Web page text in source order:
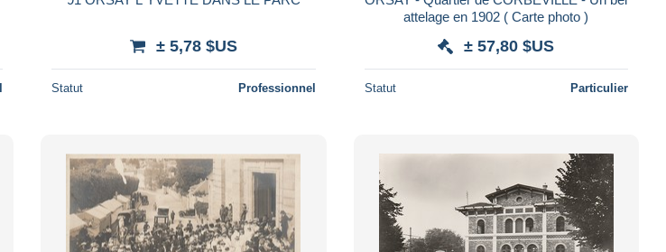
± 5,78 $US
Statut Professionnel
attelage en 1902 ( Carte photo )
± 57,80 $US
Statut Particulier